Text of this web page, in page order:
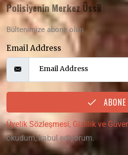
Polisiyenin Merkez Üssü
Bültenimize abone olun
Email Address
Üyelik Sözleşmesi, Gizlilik ve
okudum, kabul ediyorum.